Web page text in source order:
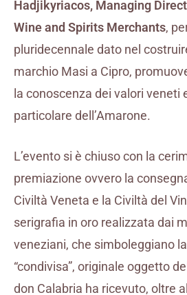
Hadjikyriacos, Managing
Wine and Spirits Merchants,
pluridecennale dato nel
marchio Masi a Cipro,
la conoscenza dei valori veneti
particolare dell’Amarone.
L’evento si è chiuso con la
premiazione ovvero la
Civiltà Veneta e la Civiltà del
serigrafia in oro realizzata dai
veneziani, che simboleggiano
“condivisa”, originale oggetto
don Calabria ha ricevuto, oltre